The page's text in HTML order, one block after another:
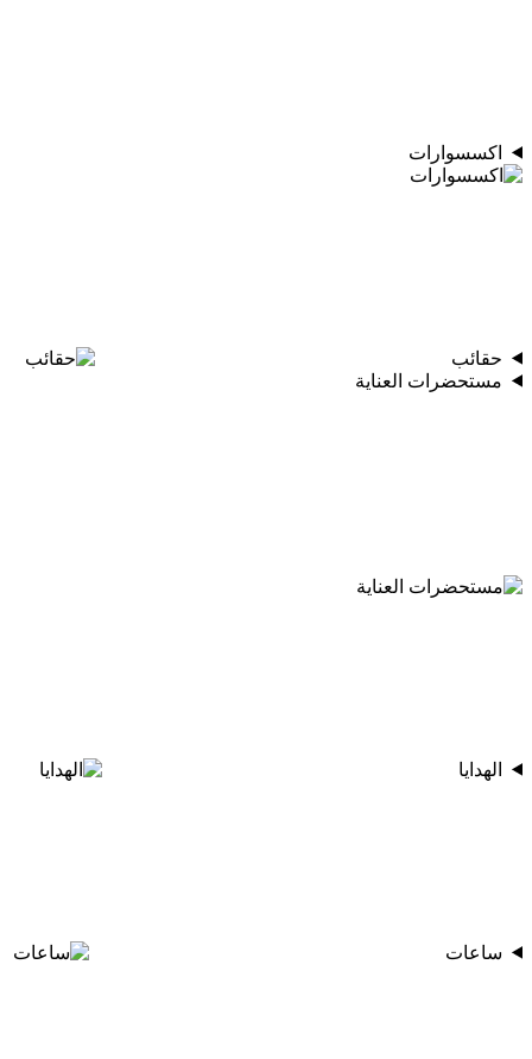
اكسسوارات
حقائب
مستحضرات العناية
الهدايا
ساعات